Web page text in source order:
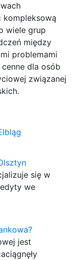
kompleksową
wiele grup
między
problemami
dla osób
związanej
się w
we
jest